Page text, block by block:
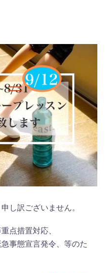
し訳ございません。
点措置対応、
事態宣言発令、等のた